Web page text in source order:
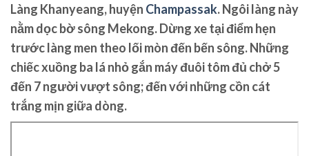
Làng Khanyeang, huyện Champassak. Ngôi làng này
nằm dọc bờ sông Mekong. Dừng xe tại điểm hẹn
trước làng men theo lối mòn đến bến sông. Những
chiếc xuồng ba lá nhỏ gắn máy đuôi tôm đủ chở 5
đến 7 người vượt sông; đến với những cồn cát
trắng mịn giữa dòng.